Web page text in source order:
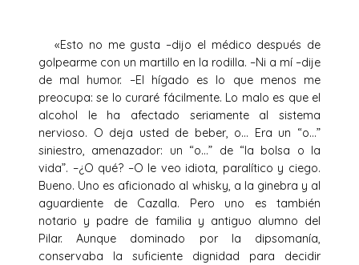
«Esto no me gusta –dijo el médico después de
golpearme con un martillo en la rodilla. –Ni a mí –dije
de mal humor. –El hígado es lo que menos me
preocupa: se lo curaré fácilmente. Lo malo es que el
alcohol le ha afectado seriamente al sistema
nervioso. O deja usted de beber, o… Era un “o…”
siniestro, amenazador: un “o…” de “la bolsa o la
vida”. –¿O qué? –O le veo idiota, paralítico y ciego.
Bueno. Uno es aficionado al whisky, a la ginebra y al
aguardiente de Cazalla. Pero uno es también
notario y padre de familia y antiguo alumno del
Pilar. Aunque dominado por la dipsomanía,
conservaba la suficiente dignidad para decidir